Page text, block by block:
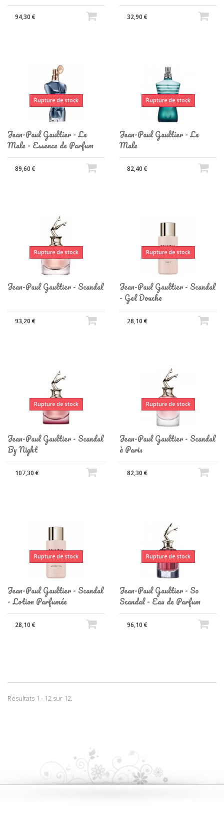
94,30 € 32,90 €
Rupture de stock
Jean-Paul Gaultier - Le
Male - Essence de Parfum
89,60 €
Rupture de stock
Jean-Paul Gaultier - Le
Male
82,40 €
Rupture de stock
Jean-Paul Gaultier - Scandal
93,20 €
Rupture de stock
Jean-Paul Gaultier - Scandal
- Gel Douche
28,10 €
Rupture de stock
Jean-Paul Gaultier - Scandal
By Night
107,30 €
Rupture de stock
Jean-Paul Gaultier - Scandal
à Paris
82,30 €
Rupture de stock
Jean-Paul Gaultier - Scandal
- Lotion Parfumée
28,10 €
Rupture de stock
Jean-Paul Gaultier - So
Scandal - Eau de Parfum
96,10 €
Résultats 1 - 12 sur 12.